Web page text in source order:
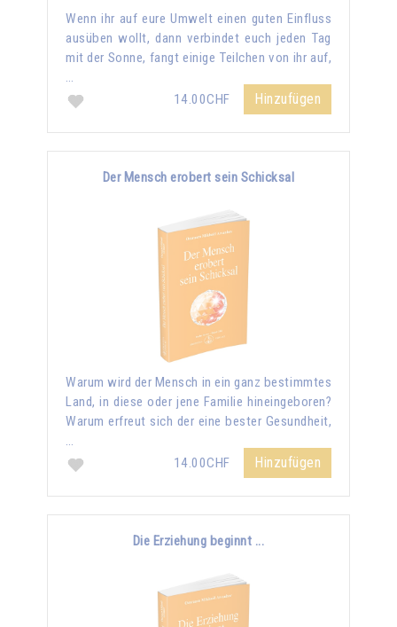
Wenn ihr auf eure Umwelt einen guten Einfluss
ausüben wollt, dann verbindet euch jeden Tag
mit der Sonne, fangt einige Teilchen von ihr auf,
…
14.00CHF
Hinzufügen
Der Mensch erobert sein Schicksal
Warum wird der Mensch in ein ganz bestimmtes
Land, in diese oder jene Familie hineingeboren?
Warum erfreut sich der eine bester Gesundheit,
…
14.00CHF
Hinzufügen
Die Erziehung beginnt ...